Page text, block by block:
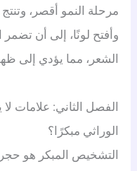
مرحلة النمو أقصر،
وأفتح لونًا، إلى أن تضمر
الشعر، مما يؤدي إلى
الفصل الثاني: علامات
الوراثي مبكرًا؟
التشخيص المبكر هو حجر